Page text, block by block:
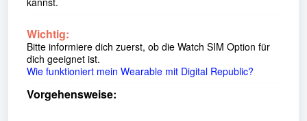
Wichtig:
Bitte informiere dich zuerst, ob die Watch SIM Option für
dich geeignet ist.
Wie funktioniert mein Wearable mit Digital Republic?
Vorgehensweise: